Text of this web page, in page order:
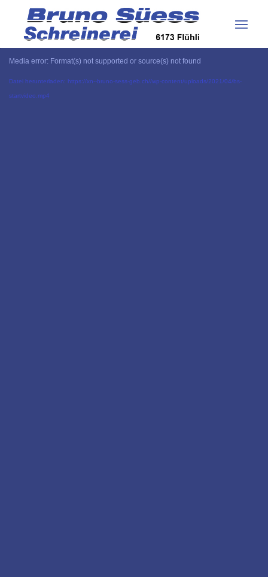
Media error: Format(s) not supported or source(s) not found
Datei herunterladen: https://xn--bruno-sess-geb.ch//wp-content/uploads/2021/04/bs-
startvideo.mp4